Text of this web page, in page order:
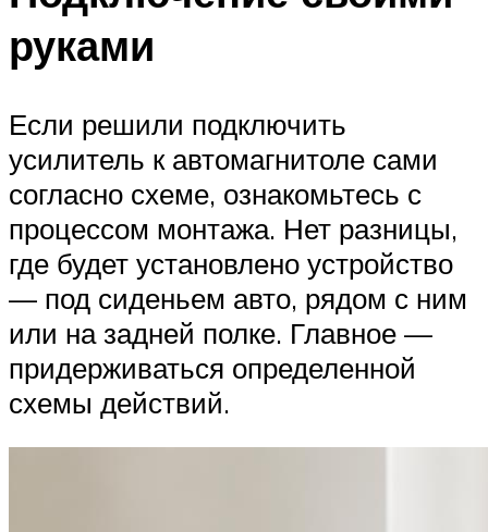
руками
Если решили подключить
усилитель к автомагнитоле сами
согласно схеме, ознакомьтесь с
процессом монтажа. Нет разницы,
где будет установлено устройство
— под сиденьем авто, рядом с ним
или на задней полке. Главное —
придерживаться определенной
схемы действий.